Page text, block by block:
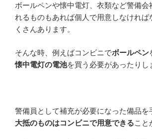
ボールペンや懐中電灯、衣類など警備会
れるものもあれば個人で用意しなければ
くさんあります。
そんな時、例えばコンビニでボールペン
懐中電灯の電池を買う必要があったりし
警備員として補充が必要になった備品を
大抵のものはコンビニで用意できること